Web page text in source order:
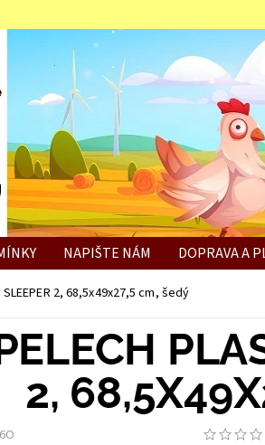
NAPIŠTE NÁM DOPRAVA A
OBDOBÍ2, 68,5x49x27,5 cm, šedý
2,